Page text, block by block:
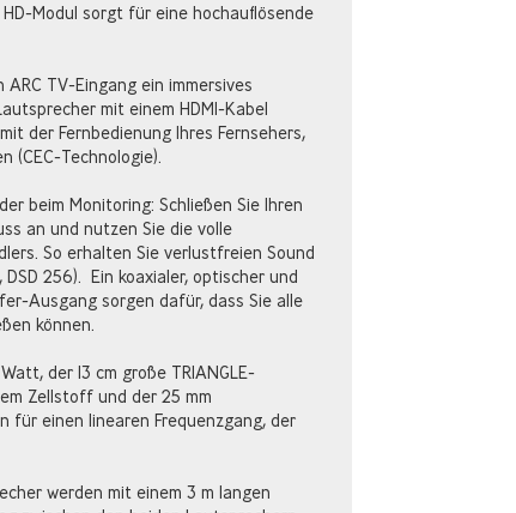
Modul sorgt für eine hochauflösende
TV-Eingang ein immersives
mit einem HDMI-Kabel
der Fernbedienung Ihres Fernsehers,
(CEC-Technologie).
beim Monitoring: Schließen Sie Ihren
an und nutzen Sie die volle
So erhalten Sie verlustfreien Sound
256). Ein koaxialer, optischer und
Ausgang sorgen dafür, dass Sie alle
können.
der 13 cm große TRIANGLE-
Zellstoff und der 25 mm
für einen linearen Frequenzgang, der
werden mit einem 3 m langen